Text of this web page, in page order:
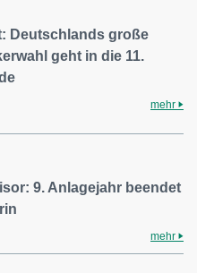
Deutschlands große
geht in die 11.
mehr
9. Anlagejahr beendet
mehr